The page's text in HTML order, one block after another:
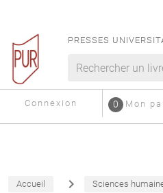
PRESSES
Connexion Mon
0
Accueil navigate_next Sciences